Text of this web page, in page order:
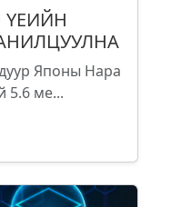
Японы Нара
5.6 ме...